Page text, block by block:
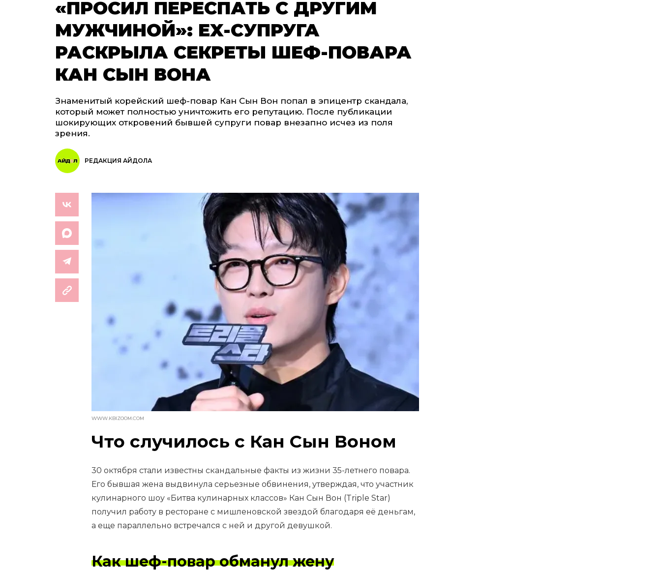
«ПРОСИЛ ПЕРЕСПАТЬ С ДРУГИМ
МУЖЧИНОЙ»: EX-СУПРУГА
РАСКРЫЛА СЕКРЕТЫ ШЕФ-ПОВАРА
КАН СЫН ВОНА
Знаменитый корейский шеф-повар Кан Сын Вон попал в эпицентр скандала,
который может полностью уничтожить его репутацию. После публикации
шокирующих откровений бывшей супруги повар внезапно исчез из поля
зрения.
РЕДАКЦИЯ АЙДОЛА
WWW.KBIZOOM.COM
Что случилось с Кан Сын Воном
30 октября стали известны скандальные факты из жизни 35-летнего повара.
Его бывшая жена выдвинула серьезные обвинения, утверждая, что участник
кулинарного шоу «Битва кулинарных классов» Кан Сын Вон (Triple Star)
получил работу в ресторане с мишленовской звездой благодаря её деньгам,
а еще параллельно встречался с ней и другой девушкой.
Как шеф-повар обманул жену